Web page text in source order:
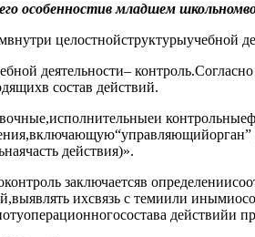
особенностив младшем
деятельности–
состав действий.
действия)».
заключаетсяв
ихсвязь с темиили
действийи